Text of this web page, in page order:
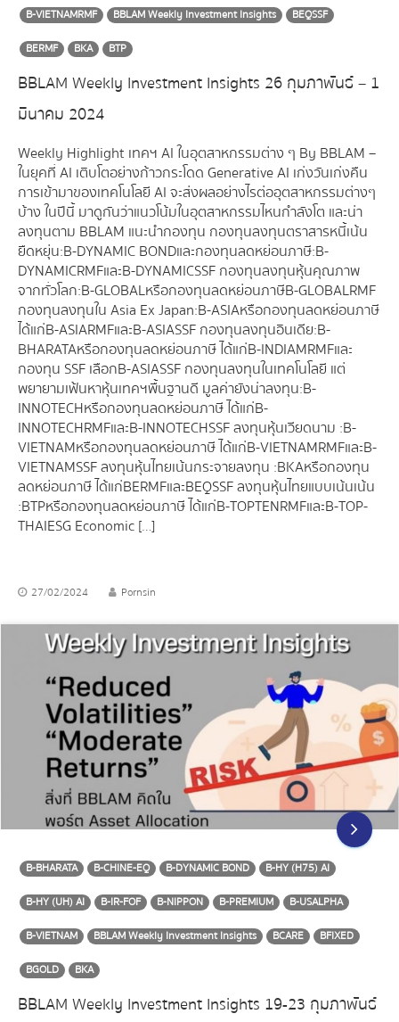
B-VIETNAMRMF BBLAM Weekly Investment Insights
BEQSSF
BERMF
BKA BTP
BBLAM Weekly Investment Insights 26 กุมภาพันธ์ – 1
มีนาคม 2024
Weekly Highlight เทคฯ AI ในอุตสาหกรรมต่าง ๆ By BBLAM –
ในยุคที่ AI เติบโตอย่างก้าวกระโดด Generative AI เก่งวันเก่งคืน
การเข้ามาของเทคโนโลยี AI จะส่งผลอย่างไรต่ออุตสาหกรรมต่างๆ
บ้าง ในปีนี้ มาดูกันว่าแนวโน้มในอุตสาหกรรมไหนกำลังโต และน่า
ลงทุนตาม BBLAM แนะนำกองทุน กองทุนลงทุนตราสารหนี้เน้น
ยืดหยุ่น : B-DYNAMIC BOND และ กองทุนลดหย่อนภาษี : B-
DYNAMICRMF และ B-DYNAMICSSF กองทุนลงทุนหุ้นคุณภาพ
จากทั่วโลก : B-GLOBAL หรือกองทุนลดหย่อนภาษี B-GLOBALRMF
กองทุนลงทุนใน Asia Ex Japan : B-ASIA หรือกองทุนลดหย่อนภาษี
ได้แก่ B-ASIARMF และ B-ASIASSF กองทุนลงทุนอินเดีย : B-
BHARATA หรือกองทุนลดหย่อนภาษี ได้แก่ B-INDIAMRMF และ
กองทุน SSF เลือก B-ASIASSF กองทุนลงทุนในเทคโนโลยี แต่
พยายามเฟ้นหาหุ้นเทคฯพื้นฐานดี มูลค่ายังน่าลงทุน : B-
INNOTECH หรือกองทุนลดหย่อนภาษี ได้แก่ B-
INNOTECHRMF และ B-INNOTECHSSF ลงทุนหุ้นเวียดนาม : B-
VIETNAM หรือกองทุนลดหย่อนภาษี ได้แก่ B-VIETNAMRMF และ B-
VIETNAMSSF ลงทุนหุ้นไทยเน้นกระจายลงทุน : BKA หรือกองทุน
ลดหย่อนภาษี ได้แก่ BERMF และ BEQSSF ลงทุนหุ้นไทยแบบเน้นเน้น
: BTP หรือกองทุนลดหย่อนภาษี ได้แก่ B-TOPTENRMF และ B-TOP-
THAIESG Economic […]
27/02/2024 Pornsin
B-BHARATA B-CHINE-EQ B-DYNAMIC BOND
B-HY (H75) AI
B-HY (UH) AI
B-IR-FOF B-NIPPON B-PREMIUM
B-USALPHA
B-VIETNAM
BBLAM Weekly Investment Insights BCARE
BFIXED
BGOLD
BKA
BBLAM Weekly Investment Insights 19-23 กุมภาพันธ์